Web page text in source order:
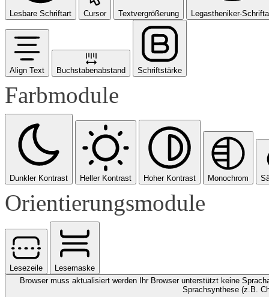
Lesbare Schriftart Cursor Textvergrößerung Legastheniker-
Align Text Buchstabenabstand Schriftstärke
Farbmodule
Dunkler Kontrast Heller Kontrast Hoher Kontrast Monochrom
Orientierungsmodule
Lesezeile
Lesemaske
Browser muss aktualisiert werden Ihr Browser unterstützt keine
Sprachsynthese (z.B.